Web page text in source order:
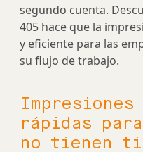
segundo cuenta.
405 hace que la
y eficiente para las
su flujo de trabajo.
Impresiones
rápidas
no tienen